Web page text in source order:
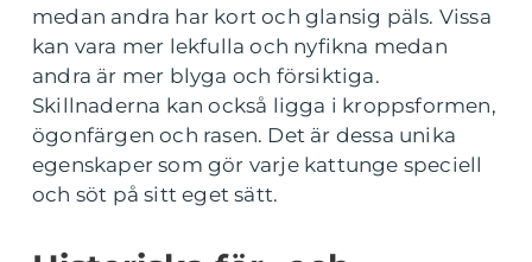
medan andra har kort och glansig päls. Vissa
kan vara mer lekfulla och nyfikna medan
andra är mer blyga och försiktiga.
Skillnaderna kan också ligga i kroppsformen,
ögonfärgen och rasen. Det är dessa unika
egenskaper som gör varje kattunge speciell
och söt på sitt eget sätt.